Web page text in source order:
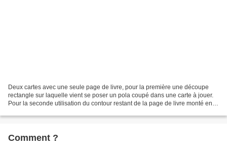
Deux cartes avec une seule page de livre, pour la première une découpe
rectangle sur laquelle vient se poser un pola coupé dans une carte à jouer.
Pour la seconde utilisation du contour restant de la page de livre monté en
Comment ?